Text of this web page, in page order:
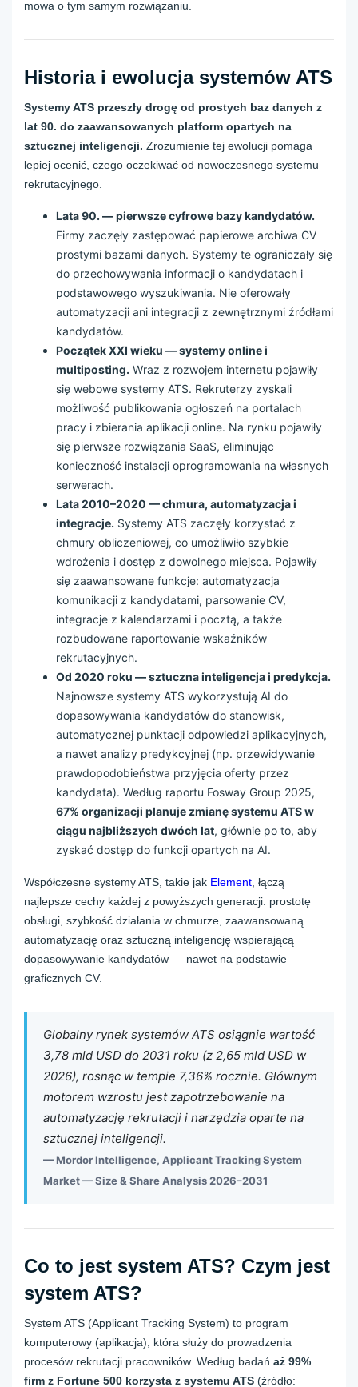
mowa o tym samym rozwiązaniu.
Historia i ewolucja systemów ATS
Systemy ATS przeszły drogę od prostych baz danych z
lat 90. do zaawansowanych platform opartych na
sztucznej inteligencji. Zrozumienie tej ewolucji pomaga
lepiej ocenić, czego oczekiwać od nowoczesnego systemu
rekrutacyjnego.
Lata 90. — pierwsze cyfrowe bazy kandydatów.
Firmy zaczęły zastępować papierowe archiwa CV
prostymi bazami danych. Systemy te ograniczały się
do przechowywania informacji o kandydatach i
podstawowego wyszukiwania. Nie oferowały
automatyzacji ani integracji z zewnętrznymi źródłami
kandydatów.
Początek XXI wieku — systemy online i
multiposting. Wraz z rozwojem internetu pojawiły
się webowe systemy ATS. Rekruterzy zyskali
możliwość publikowania ogłoszeń na portalach
pracy i zbierania aplikacji online. Na rynku pojawiły
się pierwsze rozwiązania SaaS, eliminując
konieczność instalacji oprogramowania na własnych
serwerach.
Lata 2010–2020 — chmura, automatyzacja i
integracje. Systemy ATS zaczęły korzystać z
chmury obliczeniowej, co umożliwiło szybkie
wdrożenia i dostęp z dowolnego miejsca. Pojawiły
się zaawansowane funkcje: automatyzacja
komunikacji z kandydatami, parsowanie CV,
integracje z kalendarzami i pocztą, a także
rozbudowane raportowanie wskaźników
rekrutacyjnych.
Od 2020 roku — sztuczna inteligencja i predykcja.
Najnowsze systemy ATS wykorzystują AI do
dopasowywania kandydatów do stanowisk,
automatycznej punktacji odpowiedzi aplikacyjnych,
a nawet analizy predykcyjnej (np. przewidywanie
prawdopodobieństwa przyjęcia oferty przez
kandydata). Według raportu Fosway Group 2025,
67% organizacji planuje zmianę systemu ATS w
ciągu najbliższych dwóch lat, głównie po to, aby
zyskać dostęp do funkcji opartych na AI.
Współczesne systemy ATS, takie jak Element, łączą
najlepsze cechy każdej z powyższych generacji: prostotę
obsługi, szybkość działania w chmurze, zaawansowaną
automatyzację oraz sztuczną inteligencję wspierającą
dopasowywanie kandydatów — nawet na podstawie
graficznych CV.
Globalny rynek systemów ATS osiągnie wartość
3,78 mld USD do 2031 roku (z 2,65 mld USD w
2026), rosnąc w tempie 7,36% rocznie. Głównym
motorem wzrostu jest zapotrzebowanie na
automatyzację rekrutacji i narzędzia oparte na
sztucznej inteligencji.
—Mordor Intelligence, Applicant Tracking System
Market — Size & Share Analysis 2026–2031
Co to jest system ATS? Czym jest
system ATS?
System ATS (Applicant Tracking System) to program
komputerowy (aplikacja), która służy do prowadzenia
procesów rekrutacji pracowników. Według badań aż 99%
firm z Fortune 500 korzysta z systemu ATS (źródło: